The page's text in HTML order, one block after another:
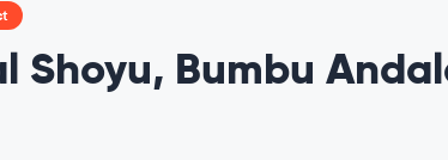
Shoyu, Bumbu